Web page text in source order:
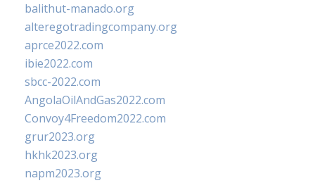
balithut-manado.org
alteregotradingcompany.org
aprce2022.com
ibie2022.com
sbcc-2022.com
AngolaOilAndGas2022.com
Convoy4Freedom2022.com
grur2023.org
hkhk2023.org
napm2023.org